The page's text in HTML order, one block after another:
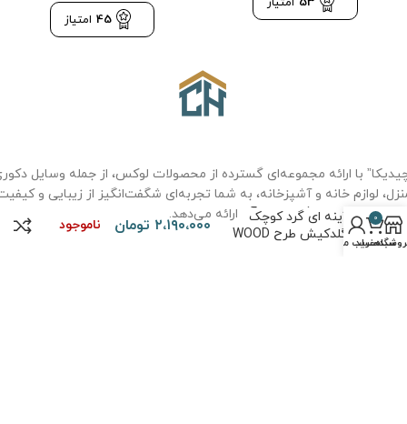
45 امتیاز
با ارائه مجموعه‌ای گسترده از محصولات لوکس، از جمله وسایل
لوازم خانه و آشپزخانه، به شما تجربه‌ای شگفت‌انگیز از زیبایی و
ارائه می‌دهد.
سینی چوب و برنج کف
آینه ای گرد کوچک
گلدکیش طرح WOOD
مدل GK829505
۲،۱۹۰،۰۰۰ تومان ناموجود 0
سبد خرید
حساب من